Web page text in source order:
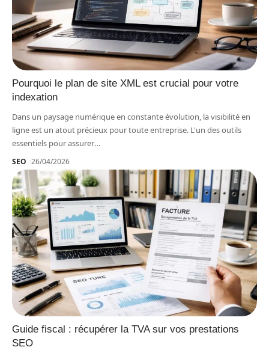
Pourquoi le plan de site XML est crucial pour votre
indexation
Dans un paysage numérique en constante évolution, la visibilité en
ligne est un atout précieux pour toute entreprise. L'un des outils
essentiels pour assurer…
SEO 26/04/2026
Guide fiscal : récupérer la TVA sur vos prestations
SEO